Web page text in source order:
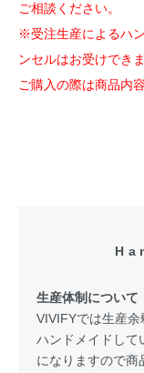
ご相談ください。
※受注生産によるハ
ンセルはお受けできま
ご購入の際は商品内
生産体制について
VIVIFYでは生産
ハンドメイドして
になりますので商